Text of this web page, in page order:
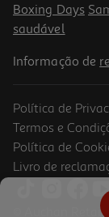
Espada Espacial
Boxing Days
saudável
Informação de
Política de
Termos e
Política de
Livro de
© Auchan